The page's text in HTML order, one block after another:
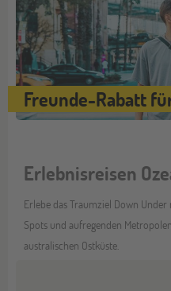
Freunde-Rabatt
Erlebnisreisen
Erlebe das Traumziel Down
Spots und aufregenden
australischen Ostküste.